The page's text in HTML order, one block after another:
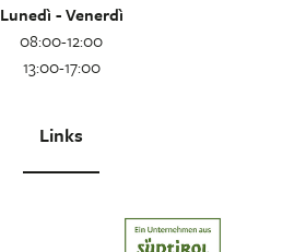
Lunedì - Venerdì
08:00-12:00
13:00-17:00
Links